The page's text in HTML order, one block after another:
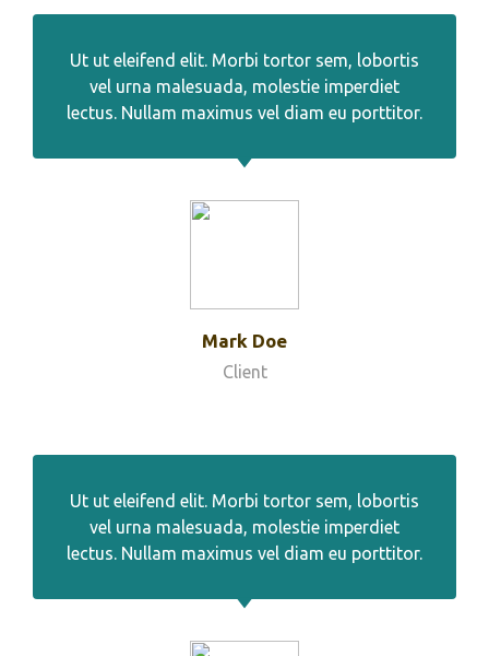
Ut ut eleifend elit. Morbi tortor sem, lobortis
vel urna malesuada, molestie imperdiet
lectus. Nullam maximus vel diam eu porttitor.
Mark Doe
Client
Ut ut eleifend elit. Morbi tortor sem, lobortis
vel urna malesuada, molestie imperdiet
lectus. Nullam maximus vel diam eu porttitor.